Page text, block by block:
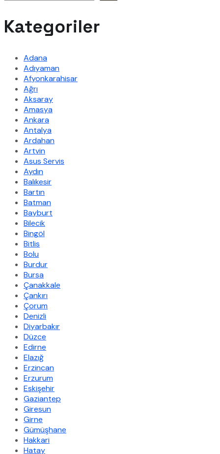
Kategoriler
Adana
Adıyaman
Afyonkarahisar
Ağrı
Aksaray
Amasya
Ankara
Antalya
Ardahan
Artvin
Asus Servis
Aydın
Balıkesir
Bartın
Batman
Bayburt
Bilecik
Bingöl
Bitlis
Bolu
Burdur
Bursa
Çanakkale
Çankırı
Çorum
Denizli
Diyarbakır
Düzce
Edirne
Elazığ
Erzincan
Erzurum
Eskişehir
Gaziantep
Giresun
Girne
Gümüşhane
Hakkari
Hatay